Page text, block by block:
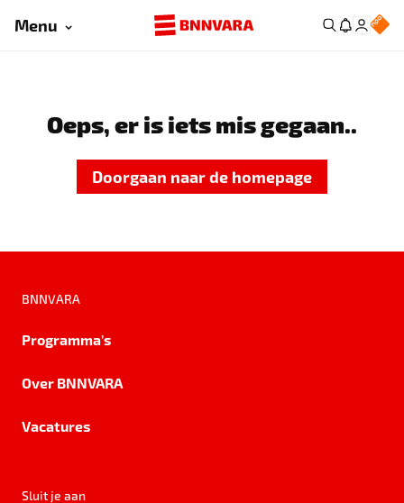
Menu
Oeps, er is iets mis gegaan..
Doorgaan naar de homepage
BNNVARA
Programma's
Over BNNVARA
Vacatures
Sluit je aan